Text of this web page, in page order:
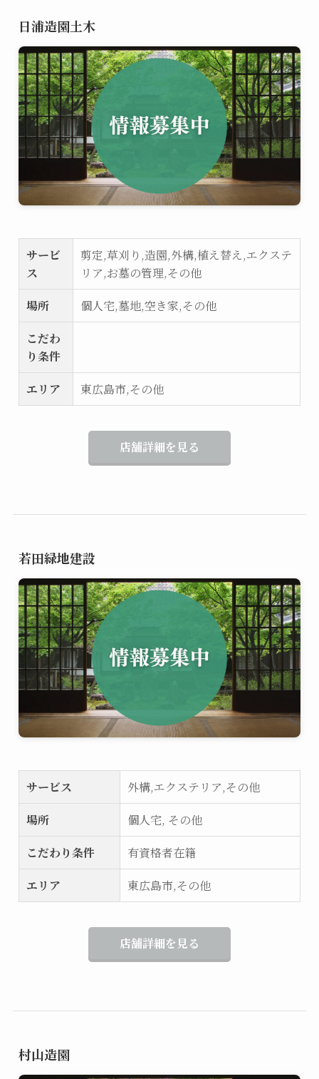
日浦造園土木
サービ
ス
剪定,草刈り,造園,外構,植え替え,エクステ
リア,お墓の管理,その他
場所
個人宅,墓地,空き家,その他
こだわ
り条件
エリア
東広島市,その他
店舗詳細を見る
若田緑地建設
サービス
外構,エクステリア,その他
場所
個人宅, その他
こだわり条件
有資格者在籍
エリア
東広島市,その他
店舗詳細を見る
村山造園